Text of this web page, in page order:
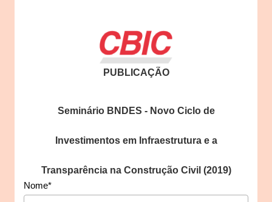
PUBLICAÇÃO
Seminário BNDES - Novo Ciclo de
Investimentos em Infraestrutura e a
Transparência na Construção Civil (2019)
Nome*